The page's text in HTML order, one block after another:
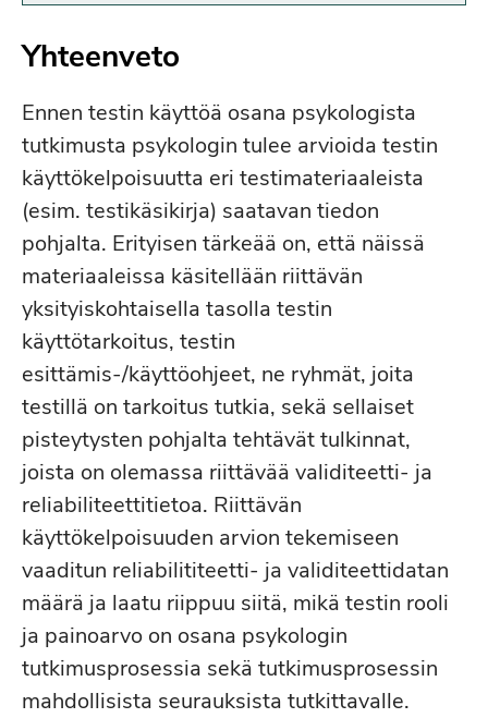
Normit:
Nyrkkisääntönä on, että
normiryhmän riittävä koko
on klassisessa
normituksessa vähintään
200 henkilöä ja vähintään
300 henkilöä kun
testitulosten pohjalta
tehdään ns. ei-triviaaleja
päätöksiä (esim.
henkilövalintaa).Yli 1000
henkilön normiryhmiä
voidaan pitää koonsa
puolesta erinomaisina (kts.
EFPA:n arviointi kohta 9.1.3)
Palauteohjeet:
Yhteenveto
Ennen testin käyttöä osana psykologista
tutkimusta psykologin tulee arvioida testin
käyttökelpoisuutta eri testimateriaaleista
(esim. testikäsikirja) saatavan tiedon
pohjalta. Erityisen tärkeää on, että näissä
materiaaleissa käsitellään riittävän
yksityiskohtaisella tasolla testin
käyttötarkoitus, testin
esittämis-/käyttöohjeet, ne ryhmät, joita
testillä on tarkoitus tutkia, sekä sellaiset
pisteytysten pohjalta tehtävät tulkinnat,
joista on olemassa riittävää validiteetti- ja
reliabiliteettitietoa. Riittävän
käyttökelpoisuuden arvion tekemiseen
vaaditun reliabilititeetti- ja validiteettidatan
määrä ja laatu riippuu siitä, mikä testin rooli
ja painoarvo on osana psykologin
tutkimusprosessia sekä tutkimusprosessin
mahdollisista seurauksista tutkittavalle.